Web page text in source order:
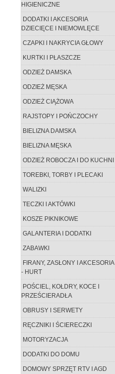
HIGIENICZNE
DODATKI I AKCESORIA
DZIECIĘCE I NIEMOWLĘCE
CZAPKI I NAKRYCIA GŁOWY
KURTKI I PŁASZCZE
ODZIEŻ DAMSKA
ODZIEŻ MĘSKA
ODZIEŻ CIĄŻOWA
RAJSTOPY I POŃCZOCHY
BIELIZNA DAMSKA
BIELIZNA MĘSKA
ODZIEŻ ROBOCZA I DO KUCHNI
TOREBKI, TORBY I PLECAKI
WALIZKI
TECZKI I AKTÓWKI
KOSZE PIKNIKOWE
GALANTERIA I DODATKI
ZABAWKI
FIRANY, ZASŁONY I AKCESORIA
- HURT
POŚCIEL, KOŁDRY, KOCE I
PRZEŚCIERADŁA
OBRUSY I SERWETY
RĘCZNIKI I ŚCIERECZKI
MOTORYZACJA
DODATKI DO DOMU
DOMOWY SPRZĘT RTV I AGD